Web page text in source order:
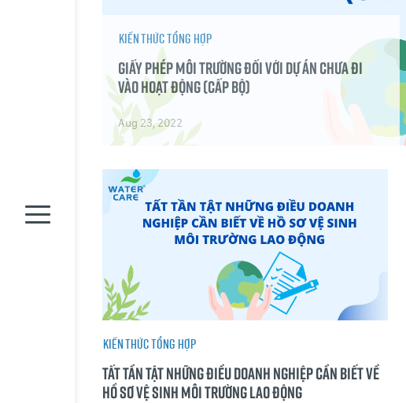
Kiến thức tổng hợp
Giấy phép môi trường đối với dự án chưa đi
vào hoạt động (Cấp Bộ)
Aug 23, 2022
Kiến thức tổng hợp
Tất tần tật những điều doanh nghiệp cần biết về
Hồ sơ vệ sinh môi trường lao động